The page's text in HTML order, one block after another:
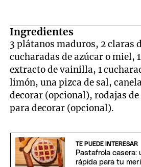
Ingredientes
3 plátanos maduros, 2 claras
cucharadas de azúcar o miel,
extracto de vainilla, 1
limón, una pizca de sal,
decorar (opcional), rodajas de
para decorar (opcional).
TE PUEDE INTERESAR
Pastafrola casera:
rápida para tu